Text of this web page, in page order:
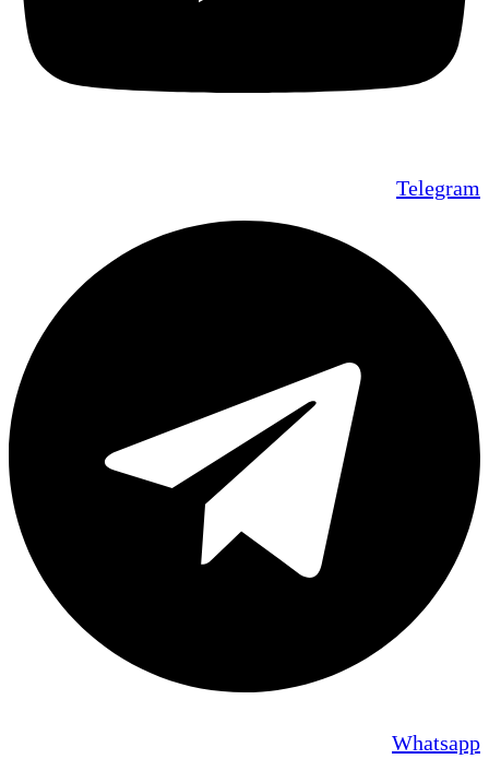
Telegram
Whatsapp